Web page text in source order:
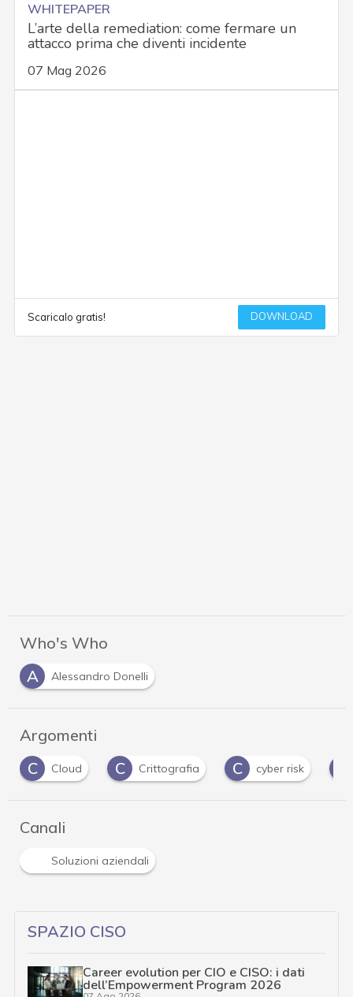
WHITEPAPER
L’arte della remediation: come fermare un
attacco prima che diventi incidente
07 Mag 2026
Scaricalo gratis! DOWNLOAD
Who's Who
A
Alessandro Donelli
Argomenti
C
Cloud C Crittografia C cyber risk
Canali
Soluzioni aziendali
SPAZIO CISO
Career evolution per CIO e CISO: i dati
dell’Empowerment Program 2026